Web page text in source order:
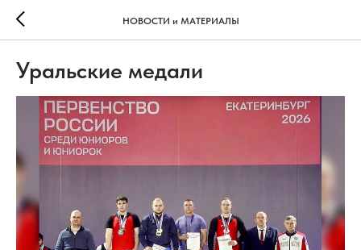
НОВОСТИ и МАТЕРИАЛЫ
Уральские медали